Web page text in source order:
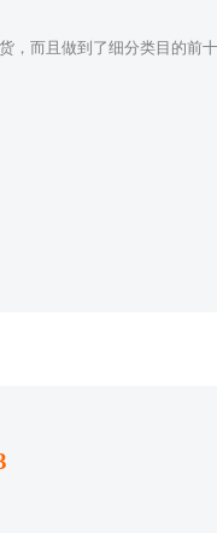
而且做到了细分类目的前